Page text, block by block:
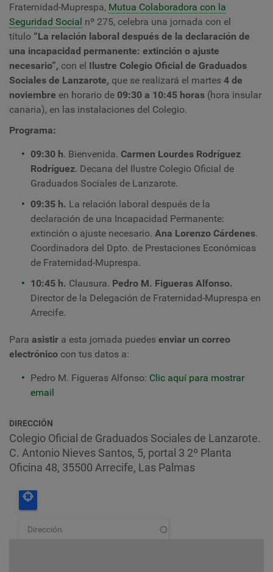
Fraternidad-Muprespa, Mutua Colaboradora con la
Seguridad Social nº 275, celebra una jornada con el
título “La relación laboral después de la declaración de
una incapacidad permanente: extinción o ajuste
necesario”, con el Ilustre Colegio Oficial de Graduados
Sociales de Lanzarote, que se realizará el martes 4 de
noviembre en horario de 09:30 a 10:45 horas (hora insular
canaria), en las instalaciones del Colegio.
Programa:
09:30 h. Bienvenida. Carmen Lourdes Rodríguez
Rodríguez. Decana del Ilustre Colegio Oficial de
Graduados Sociales de Lanzarote.
09:35 h. La relación laboral después de la
declaración de una Incapacidad Permanente:
extinción o ajuste necesario. Ana Lorenzo Cárdenes.
Coordinadora del Dpto. de Prestaciones Económicas
de Fraternidad-Muprespa.
10:45 h. Clausura. Pedro M. Figueras Alfonso.
Director de la Delegación de Fraternidad-Muprespa en
Arrecife.
Para asistir a esta jornada puedes enviar un correo
electrónico con tus datos a:
Pedro M. Figueras Alfonso: Clic aquí para mostrar
email
DIRECCIÓN
Colegio Oficial de Graduados Sociales de Lanzarote.
C. Antonio Nieves Santos, 5, portal 3 2º Planta
Oficina 48, 35500 Arrecife, Las Palmas